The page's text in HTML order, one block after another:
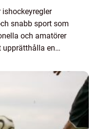
snabb sport som
och amatörer
upprätthålla en
som styr s...